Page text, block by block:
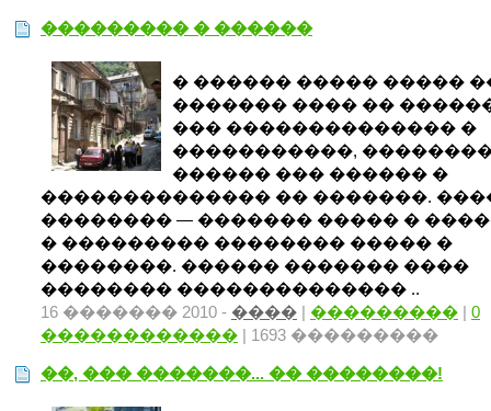
��������� � ������
� ������ ����� �����
������� ���� ��
��� �������������� �
�����������,
������ ��� ������ �
�������������� �� �������.
�������� — ������� ����� �
� ��������� �������� ����� �
��������. ������ ������� ����
�������� �������������� ..
16 ������� 2010 - ���� | ��������� | 0
������������ | 1693 ���������
��, ��� �������... �� ��������!